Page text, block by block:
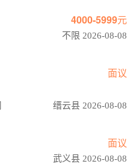
4000-5999元
不限 2026-08-08
面议
缙云县 2026-08-08
面议
武义县 2026-08-08